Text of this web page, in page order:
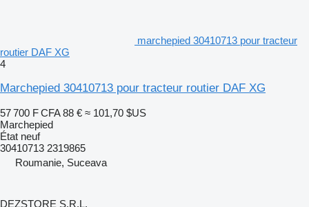
marchepied 30410713 pour tracteur
routier DAF XG
4
Marchepied 30410713 pour tracteur routier DAF XG
57 700 F CFA 88 € ≈ 101,70 $US
Marchepied
État neuf
30410713 2319865
Roumanie, Suceava
DEZSTORE S.R.L.